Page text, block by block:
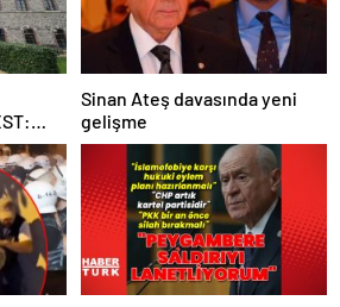
Sinan Ateş davasında yeni
gelişme